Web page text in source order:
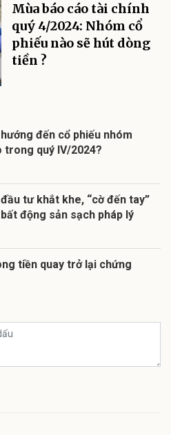
Mùa báo cáo tài chính
quý 4/2024: Nhóm cổ
phiếu nào sẽ hút dòng
tiền ?
đến cổ phiếu nhóm
trong quý IV/2024?
tư khắt khe, “cờ đến tay”
động sản sạch pháp lý
tiền quay trở lại chứng